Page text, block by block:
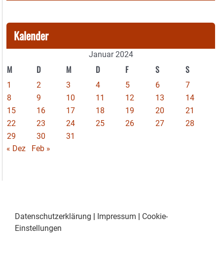
Kalender
Januar 2024
M D M D F S S
1 2 3 4 5 6
7
8
9 10 11 12 13
14
15
16 17 18 19 20
21
22
23 24 25 26 27
28
29
30
31
« Dez
Feb »
Datenschutzerklärung Impressum
Cookie-
Einstellungen